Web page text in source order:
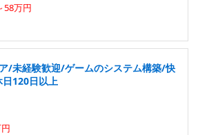
58万円
/未経験歓迎/ゲームのシステム構築/快
120日以上